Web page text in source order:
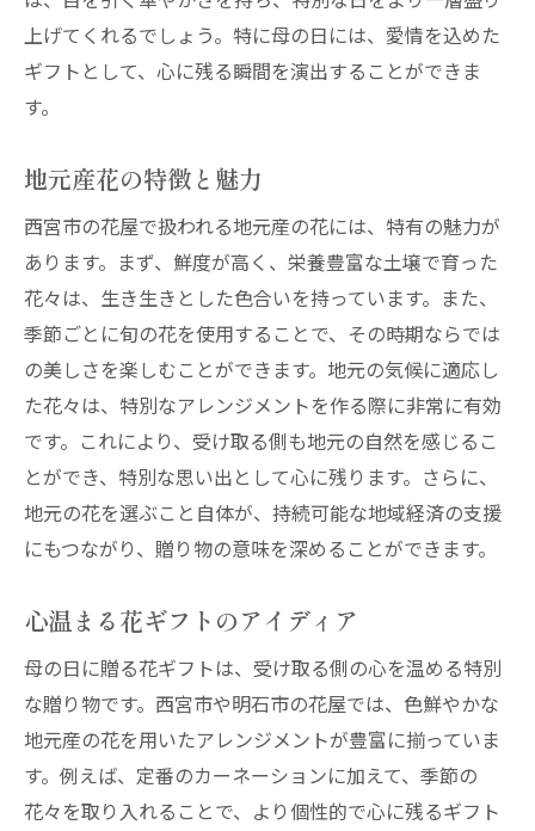
上げてくれるでしょう。特に母の日には、愛情を込めた
ギフトとして、心に残る瞬間を演出することができま
す。
地元産花の特徴と魅力
西宮市の花屋で扱われる地元産の花には、特有の魅力が
あります。まず、鮮度が高く、栄養豊富な土壌で育った
花々は、生き生きとした色合いを持っています。また、
季節ごとに旬の花を使用することで、その時期ならでは
の美しさを楽しむことができます。地元の気候に適応し
た花々は、特別なアレンジメントを作る際に非常に有効
です。これにより、受け取る側も地元の自然を感じるこ
とができ、特別な思い出として心に残ります。さらに、
地元の花を選ぶこと自体が、持続可能な地域経済の支援
にもつながり、贈り物の意味を深めることができます。
心温まる花ギフトのアイディア
母の日に贈る花ギフトは、受け取る側の心を温める特別
な贈り物です。西宮市や明石市の花屋では、色鮮やかな
地元産の花を用いたアレンジメントが豊富に揃っていま
す。例えば、定番のカーネーションに加えて、季節の
花々を取り入れることで、より個性的で心に残るギフト